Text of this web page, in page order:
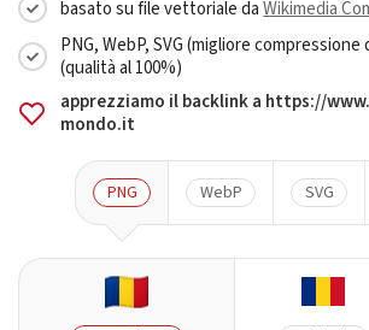
basato su file vettoriale daWikimedia
PNG, WebP, SVG (migliore
(qualità al 100%)
apprezziamo il backlink a https://
mondo.it
PNG WebP SVG